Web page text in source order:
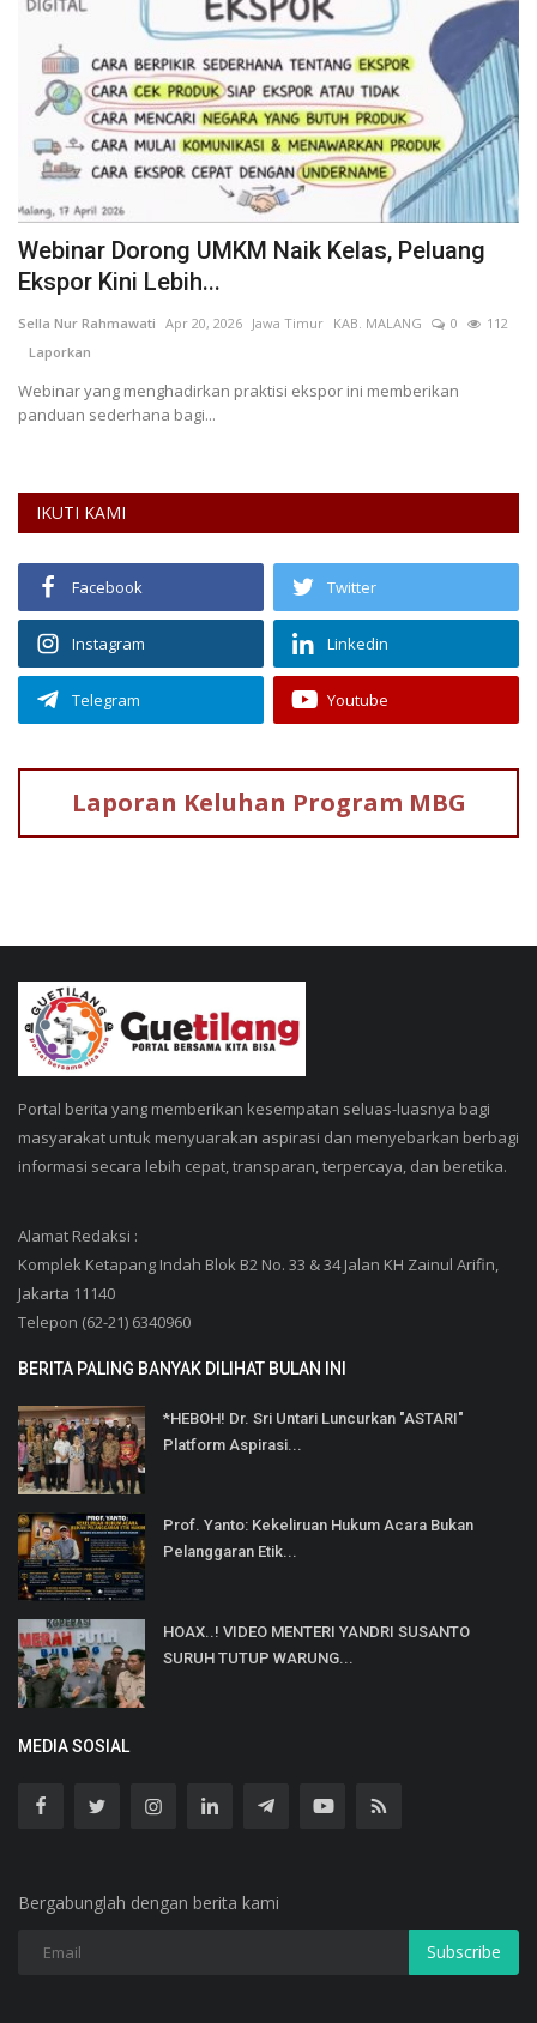
Webinar Dorong UMKM Naik Kelas, Peluang
Ekspor Kini Lebih...
Sella Nur Rahmawati Apr 20, 2026 Jawa Timur KAB. MALANG 0
112
Laporkan
Webinar yang menghadirkan praktisi ekspor ini memberikan
panduan sederhana bagi...
IKUTI KAMI
Facebook Twitter
Instagram Linkedin
Telegram Youtube
Laporan Keluhan Program MBG
Portal berita yang memberikan kesempatan seluas-luasnya bagi
masyarakat untuk menyuarakan aspirasi dan menyebarkan berbagi
informasi secara lebih cepat, transparan, terpercaya, dan beretika.
Alamat Redaksi :
Komplek Ketapang Indah Blok B2 No. 33 & 34 Jalan KH Zainul Arifin,
Jakarta 11140
Telepon (62-21) 6340960
BERITA PALING BANYAK DILIHAT BULAN INI
*HEBOH! Dr. Sri Untari Luncurkan "ASTARI"
Platform Aspirasi...
Prof. Yanto: Kekeliruan Hukum Acara Bukan
Pelanggaran Etik...
HOAX..! VIDEO MENTERI YANDRI SUSANTO
SURUH TUTUP WARUNG...
MEDIA SOSIAL
Bergabunglah dengan berita kami
Subscribe